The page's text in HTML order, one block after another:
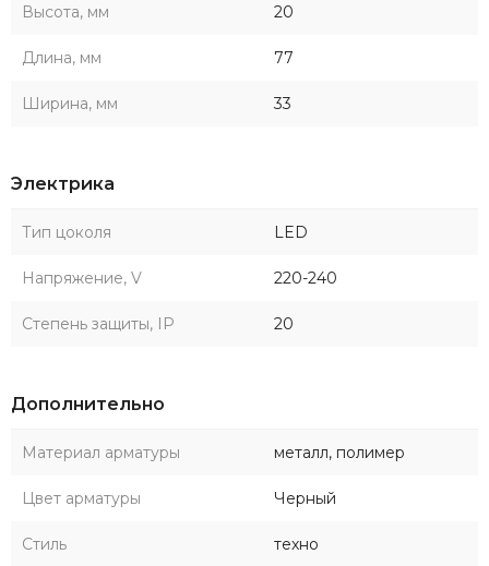
Высота, мм 20
Длина, мм 77
Ширина, мм 33
Электрика
Тип цоколя LED
Напряжение, V 220-240
Степень защиты, IP 20
Дополнительно
Материал арматуры металл, полимер
Цвет арматуры Черный
Стиль техно